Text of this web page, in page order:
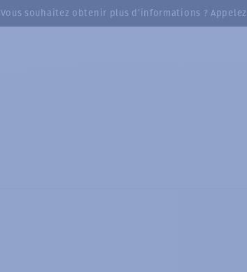
Vous souhaitez obtenir plus d’informations ?